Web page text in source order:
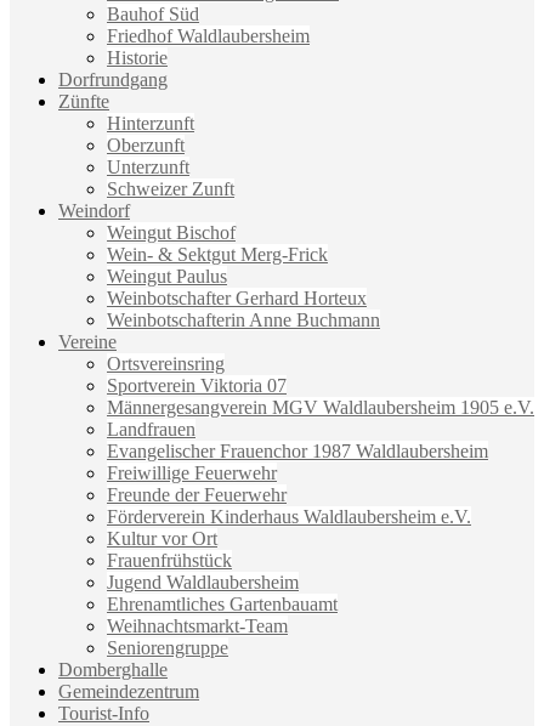
Bauhof Süd
Friedhof Waldlaubersheim
Historie
Dorfrundgang
Zünfte
Hinterzunft
Oberzunft
Unterzunft
Schweizer Zunft
Weindorf
Weingut Bischof
Wein- & Sektgut Merg-Frick
Weingut Paulus
Weinbotschafter Gerhard Horteux
Weinbotschafterin Anne Buchmann
Vereine
Ortsvereinsring
Sportverein Viktoria 07
Männergesangverein MGV Waldlaubersheim 1905 e.V.
Landfrauen
Evangelischer Frauenchor 1987 Waldlaubersheim
Freiwillige Feuerwehr
Freunde der Feuerwehr
Förderverein Kinderhaus Waldlaubersheim e.V.
Kultur vor Ort
Frauenfrühstück
Jugend Waldlaubersheim
Ehrenamtliches Gartenbauamt
Weihnachtsmarkt-Team
Seniorengruppe
Domberghalle
Gemeindezentrum
Tourist-Info